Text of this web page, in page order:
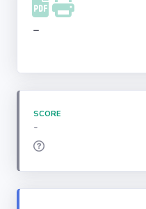
Instagram
-
SCORE
-